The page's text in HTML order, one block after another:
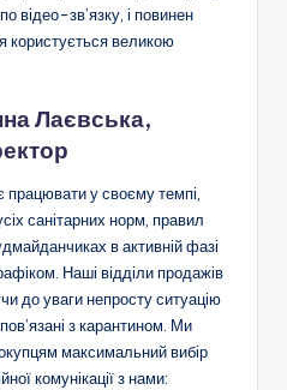
відео-зв’язку, і повинен
користується великою
Лаєвська,
у своєму темпі,
санітарних норм, правил
в активній фазі
Наші відділи продажів
до уваги непросту ситуацію
пов’язані з карантином. Ми
максимальний вибір
комунікації з нами: